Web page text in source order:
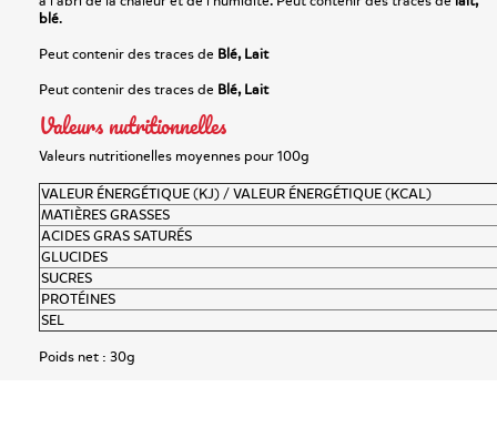
blé.
Peut contenir des traces de Blé, Lait
Peut contenir des traces de Blé, Lait
Valeurs nutritionnelles
Valeurs nutritionelles moyennes pour 100g
VALEUR ÉNERGÉTIQUE (KJ) / VALEUR ÉNERGÉTIQUE (KCAL)
MATIÈRES GRASSES
ACIDES GRAS SATURÉS
GLUCIDES
SUCRES
PROTÉINES
SEL
Poids net : 30g